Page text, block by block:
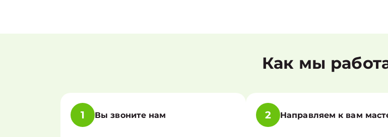
Как мы
1 Вы звоните нам 2 Направляем к вам